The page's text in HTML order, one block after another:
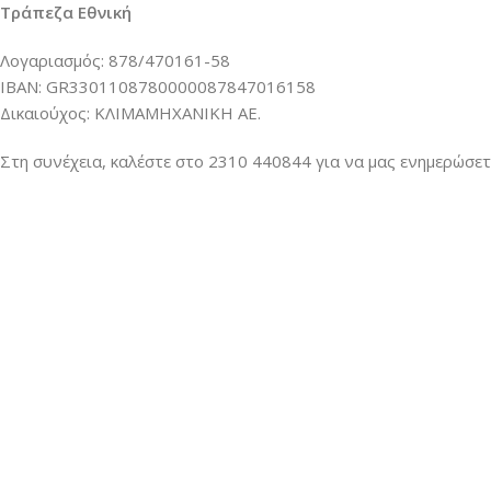
Τράπεζα Εθνική
Λογαριασμός: 878/470161-58
IBAN: GR3301108780000087847016158
Δικαιούχος: ΚΛΙΜΑΜΗΧΑΝΙΚΗ ΑΕ.
Στη συνέχεια, καλέστε στο 2310 440844 για να μας